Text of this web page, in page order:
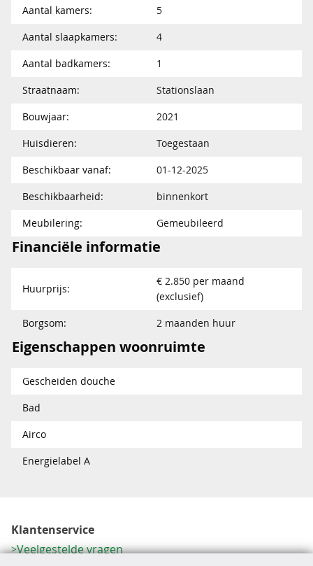
Aantal kamers:
5
Aantal slaapkamers:
4
Aantal badkamers:
1
Straatnaam:
Stationslaan
Bouwjaar:
2021
Huisdieren:
Toegestaan
Beschikbaar vanaf:
01-12-2025
Beschikbaarheid:
binnenkort
Meubilering:
Gemeubileerd
Financiële informatie
Huurprijs:
€ 2.850 per maand
(exclusief)
Borgsom:
2 maanden huur
Eigenschappen woonruimte
Gescheiden douche
Bad
Airco
Energielabel A
Klantenservice
Veelgestelde vragen